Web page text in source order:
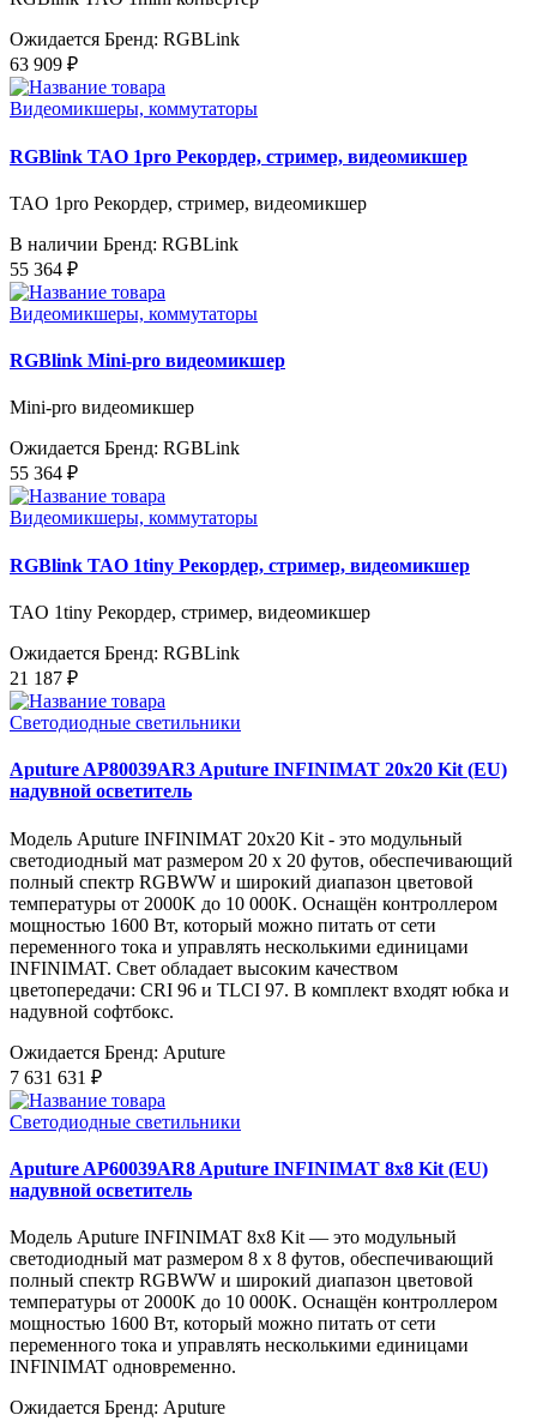
Ожидается Бренд: RGBLink
63 909 ₽
Видеомикшеры, коммутаторы
RGBlink TAO 1pro Рекордер, стример, видеомикшер
TAO 1pro Рекордер, стример, видеомикшер
В наличии Бренд: RGBLink
55 364 ₽
Видеомикшеры, коммутаторы
RGBlink Mini-pro видеомикшер
Mini-pro видеомикшер
Ожидается Бренд: RGBLink
55 364 ₽
Видеомикшеры, коммутаторы
RGBlink TAO 1tiny Рекордер, стример, видеомикшер
TAO 1tiny Рекордер, стример, видеомикшер
Ожидается Бренд: RGBLink
21 187 ₽
Светодиодные светильники
Aputure AP80039AR3 Aputure INFINIMAT 20x20 Kit (EU)
надувной осветитель
Модель Aputure INFINIMAT 20x20 Kit - это модульный
светодиодный мат размером 20 x 20 футов, обеспечивающий
полный спектр RGBWW и широкий диапазон цветовой
температуры от 2000K до 10 000K. Оснащён контроллером
мощностью 1600 Вт, который можно питать от сети
переменного тока и управлять несколькими единицами
INFINIMAT. Свет обладает высоким качеством
цветопередачи: CRI 96 и TLCI 97. В комплект входят юбка и
надувной софтбокс.
Ожидается Бренд: Aputure
7 631 631 ₽
Светодиодные светильники
Aputure AP60039AR8 Aputure INFINIMAT 8x8 Kit (EU)
надувной осветитель
Модель Aputure INFINIMAT 8x8 Kit — это модульный
светодиодный мат размером 8 x 8 футов, обеспечивающий
полный спектр RGBWW и широкий диапазон цветовой
температуры от 2000K до 10 000K. Оснащён контроллером
мощностью 1600 Вт, который можно питать от сети
переменного тока и управлять несколькими единицами
INFINIMAT одновременно.
Ожидается Бренд: Aputure